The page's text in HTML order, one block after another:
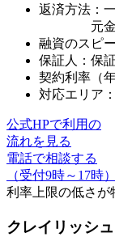
返済方法：
元金均
融資のスピ
保証人：保
契約利率（
対応エリア
公式HPで利用の
流れを見る
電話で相談する
（受付9時～17時）
利率上限の低さ が
クレイリッシュ